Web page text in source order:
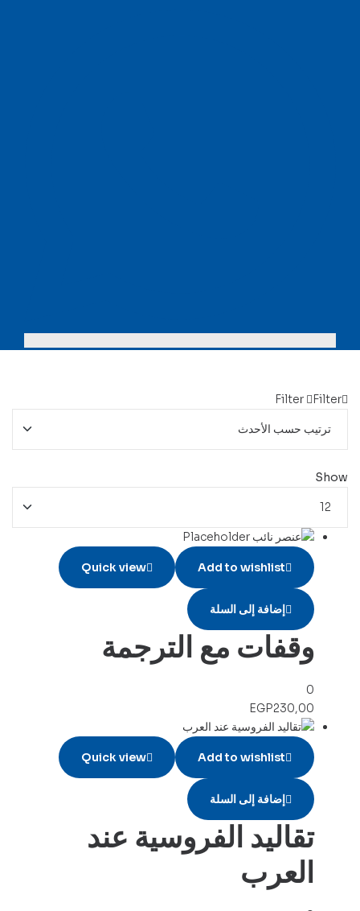
Filter Filter
Show
Add to wishlist
Quick view
إضافة إلى السلة
وقفات مع الترجمة
0
EGP230,00
Add to wishlist
Quick view
إضافة إلى السلة
تقاليد الفروسية عند
العرب